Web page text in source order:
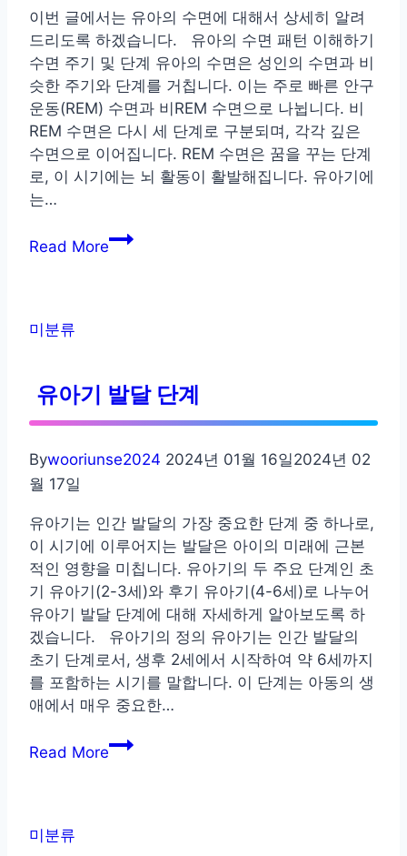
이번 글에서는 유아의 수면에 대해서 상세히 알려
드리도록 하겠습니다. 유아의 수면 패턴 이해하기
수면 주기 및 단계 유아의 수면은 성인의 수면과 비
슷한 주기와 단계를 거칩니다. 이는 주로 빠른 안구
운동(REM) 수면과 비REM 수면으로 나뉩니다. 비
REM 수면은 다시 세 단계로 구분되며, 각각 깊은
수면으로 이어집니다. REM 수면은 꿈을 꾸는 단계
로, 이 시기에는 뇌 활동이 활발해집니다. 유아기에
는…
Read More
유
해
서
아
미분류
유아기 발달 단계
Bywooriunse2024 2024년 01월 16일2024년 02
월 17일
유아기는 인간 발달의 가장 중요한 단계 중 하나로,
이 시기에 이루어지는 발달은 아이의 미래에 근본
적인 영향을 미칩니다. 유아기의 두 주요 단계인 초
기 유아기(2-3세)와 후기 유아기(4-6세)로 나누어
유아기 발달 단계에 대해 자세하게 알아보도록 하
겠습니다. 유아기의 정의 유아기는 인간 발달의
초기 단계로서, 생후 2세에서 시작하여 약 6세까지
를 포함하는 시기를 말합니다. 이 단계는 아동의 생
애에서 매우 중요한…
Read More
유
미분류